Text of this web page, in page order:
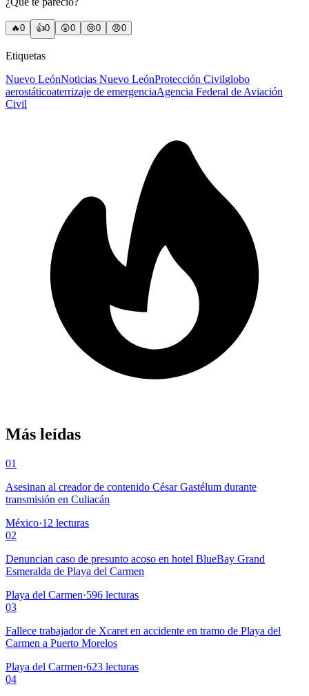
🔥0 👍0 😲0 😢0 😠0
Etiquetas
Nuevo LeónNoticias Nuevo LeónProtección Civilglobo
aerostáticoaterrizaje de emergenciaAgencia Federal de Aviación
Civil
Más leídas
01
Asesinan al creador de contenido César Gastélum durante
transmisión en Culiacán
México·12 lecturas
02
Denuncian caso de presunto acoso en hotel BlueBay Grand
Esmeralda de Playa del Carmen
Playa del Carmen·596 lecturas
03
Fallece trabajador de Xcaret en accidente en tramo de Playa del
Carmen a Puerto Morelos
Playa del Carmen·623 lecturas
04